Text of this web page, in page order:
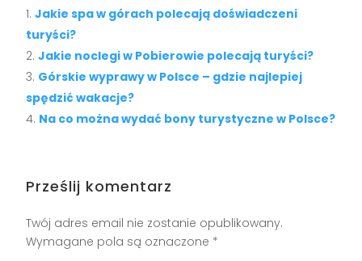
Jakie spa w górach polecają doświadczeni
turyści?
Jakie noclegi w Pobierowie polecają turyści?
Górskie wyprawy w Polsce – gdzie najlepiej
spędzić wakacje?
Na co można wydać bony turystyczne w Polsce?
Prześlij komentarz
Twój adres email nie zostanie opublikowany.
Wymagane pola są oznaczone *